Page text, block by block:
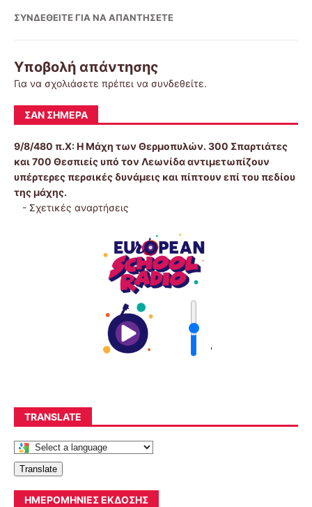
ΣΥΝΔΕΘΕΊΤΕ ΓΙΑ ΝΑ ΑΠΑΝΤΉΣΕΤΕ
Υποβολή απάντησης
Για να σχολιάσετε πρέπει να συνδεθείτε.
ΣΑΝ ΣΉΜΕΡΑ
9/8/480 π.Χ:Η Μάχη των Θερμοπυλών. 300 Σπαρτιάτες
και 700 Θεσπιείς υπό τον Λεωνίδα αντιμετωπίζουν
υπέρτερες περσικές δυνάμεις και πίπτουν επί του πεδίου
της μάχης.
- Σχετικές αναρτήσεις
'
TRANSLATE
Translate
ΗΜΕΡΟΜΗΝΊΕΣ ΈΚΔΟΣΗΣ